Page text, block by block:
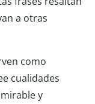
a otras
como
cualidades
y